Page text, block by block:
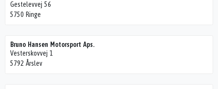
Gestelevvej 56
5750 Ringe
Bruno Hansen Motorsport Aps.
Vesterskovvej 1
5792 Årslev